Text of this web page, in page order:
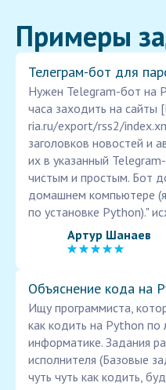
Примеры
Телеграм-бот для
Нужен Telegram-бот на
часа заходить на сайты
ria.ru/export/rss2/
заголовков новостей и
их в указанный
чистым и простым. Бот
домашнем компьютере
по установке Python)."
Артур Шанаев
Объяснение кода на
Ищу программиста,
как кодить на Python
информатике. Задания
исполнителя (Базовые
чуть чуть как кодить,